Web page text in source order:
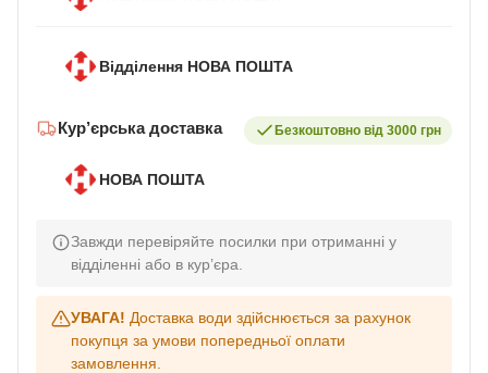
Відділення НОВА ПОШТА
Кур’єрська доставка Безкоштовно від 3000 грн
НОВА ПОШТА
Завжди перевіряйте посилки при отриманні у
відділенні або в кур’єра.
УВАГА! Доставка води здійснюється за рахунок
покупця за умови попередньої оплати
замовлення.